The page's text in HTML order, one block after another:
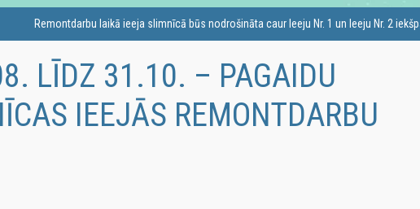
Remontdarbu laikā ieeja slimnīcā būs nodrošināta caur Ieeju Nr. 1 un Ieeju Nr. 2
LĪDZ 31.10. – PAGAIDU
IEEJĀS REMONTDARBU